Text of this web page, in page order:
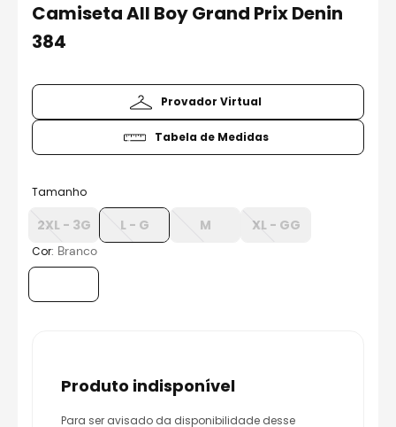
Camiseta All Boy Grand Prix Denin
384
Tamanho
2XL - 3G L - G M XL - GG
Cor: Branco
Provador Virtual
Tabela de Medidas
produto indisponível
Para ser avisado da disponibilidade desse